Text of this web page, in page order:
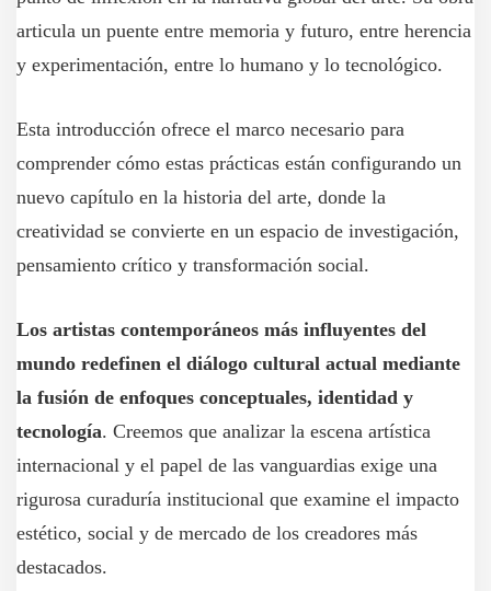
articula un puente entre memoria y futuro, entre herencia
y experimentación, entre lo humano y lo tecnológico.
Esta introducción ofrece el marco necesario para
comprender cómo estas prácticas están configurando un
nuevo capítulo en la historia del arte, donde la
creatividad se convierte en un espacio de investigación,
pensamiento crítico y transformación social.
Los artistas contemporáneos más influyentes del
mundo redefinen el diálogo cultural actual mediante
la fusión de enfoques conceptuales, identidad y
tecnología. Creemos que analizar la escena artística
internacional y el papel de las vanguardias exige una
rigurosa curaduría institucional que examine el impacto
estético, social y de mercado de los creadores más
destacados.